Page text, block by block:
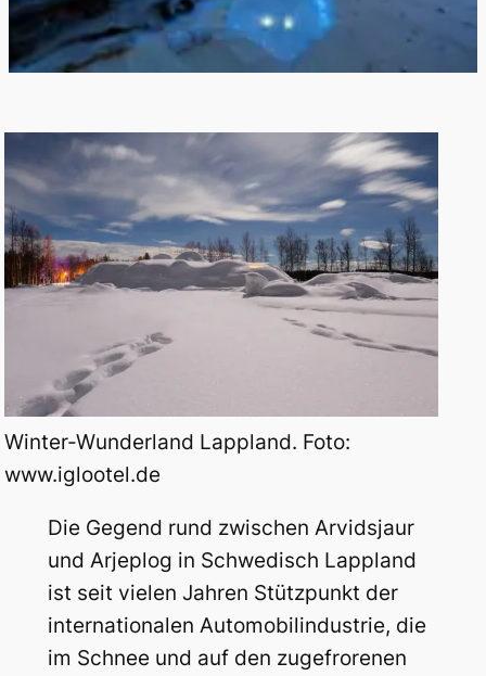
Winter-Wunderland Lappland. Foto:
www.iglootel.de
Die Gegend rund zwischen Arvidsjaur
und Arjeplog in Schwedisch Lappland
ist seit vielen Jahren Stützpunkt der
internationalen Automobilindustrie, die
im Schnee und auf den zugefrorenen